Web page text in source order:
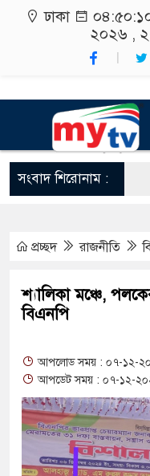
ঢাকা
২০২৬ ,
সংবাদ শিরোনাম :
প্রচ্ছদ রাজনীতি
শ্যালিকা মঞ্চে,
বিএনপি
আপলোড সময় : ০৭-১২-
আপডেট সময় : ০৭-১২-